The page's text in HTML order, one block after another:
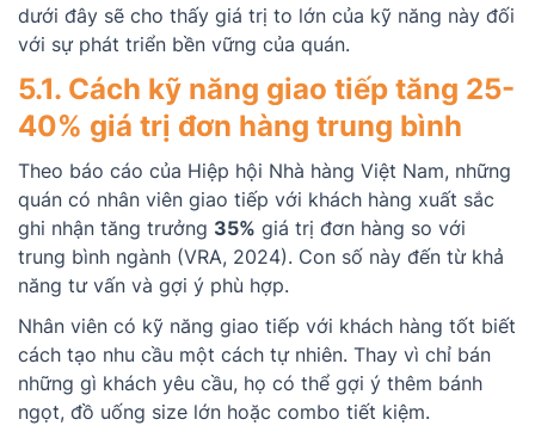
dưới đây sẽ cho thấy giá trị to lớn của kỹ năng này đối
với sự phát triển bền vững của quán.
5.1. Cách kỹ năng giao tiếp tăng 25-
40% giá trị đơn hàng trung bình
Theo báo cáo của Hiệp hội Nhà hàng Việt Nam, những
quán có nhân viên giao tiếp với khách hàng xuất sắc
ghi nhận tăng trưởng 35% giá trị đơn hàng so với
trung bình ngành (VRA, 2024). Con số này đến từ khả
năng tư vấn và gợi ý phù hợp.
Nhân viên có kỹ năng giao tiếp với khách hàng tốt biết
cách tạo nhu cầu một cách tự nhiên. Thay vì chỉ bán
những gì khách yêu cầu, họ có thể gợi ý thêm bánh
ngọt, đồ uống size lớn hoặc combo tiết kiệm.